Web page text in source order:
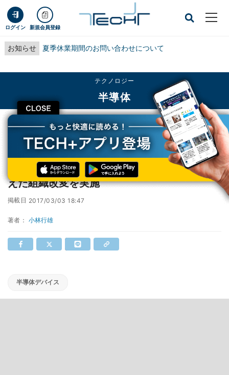
ログイン 新規会員登録
お知らせ 夏季休業期間のお問い合わせについて
CLOSE
テクノロジー
半導体
TECH+ テクノロジー
半導体
ルネサス、インターシルとの事業統合を踏まえた組織改変を実施
ルネサス、インターシルとの事業統合を踏ま
えた組織改変を実施
掲載日 2017/03/03 18:47
著者： 小林行雄
半導体デバイス